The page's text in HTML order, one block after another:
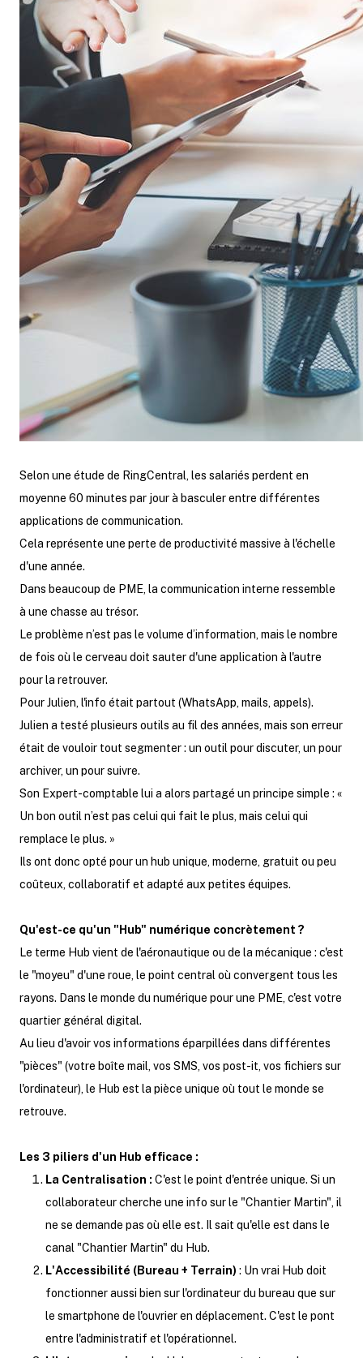
Selon une étude de RingCentral, les salariés perdent en
moyenne 60 minutes par jour à basculer entre différentes
applications de communication.
Cela représente une perte de productivité massive à l'échelle
d'une année.
Dans beaucoup de PME, la communication interne ressemble
à une chasse au trésor.
Le problème n’est pas le volume d’information, mais le nombre
de fois où le cerveau doit sauter d'une application à l'autre
pour la retrouver.
Pour Julien, l'info était partout (WhatsApp, mails, appels).
Julien a testé plusieurs outils au fil des années, mais son erreur
était de vouloir tout segmenter : un outil pour discuter, un pour
archiver, un pour suivre.
Son Expert-comptable lui a alors partagé un principe simple : «
Un bon outil n’est pas celui qui fait le plus, mais celui qui
remplace le plus. »
Ils ont donc opté pour un hub unique, moderne, gratuit ou peu
coûteux, collaboratif et adapté aux petites équipes.
Qu'est-ce qu'un "Hub" numérique concrètement ?
Le terme Hub vient de l'aéronautique ou de la mécanique : c'est
le "moyeu" d'une roue, le point central où convergent tous les
rayons. Dans le monde du numérique pour une PME, c'est votre
quartier général digital.
Au lieu d'avoir vos informations éparpillées dans différentes
"pièces" (votre boîte mail, vos SMS, vos post-it, vos fichiers sur
l'ordinateur), le Hub est la pièce unique où tout le monde se
retrouve.
Les 3 piliers d'un Hub efficace :
La Centralisation : C'est le point d'entrée unique. Si un
collaborateur cherche une info sur le "Chantier Martin", il
ne se demande pas où elle est. Il sait qu'elle est dans le
canal "Chantier Martin" du Hub.
L'Accessibilité (Bureau + Terrain) : Un vrai Hub doit
fonctionner aussi bien sur l'ordinateur du bureau que sur
le smartphone de l'ouvrier en déplacement. C'est le pont
entre l'administratif et l'opérationnel.